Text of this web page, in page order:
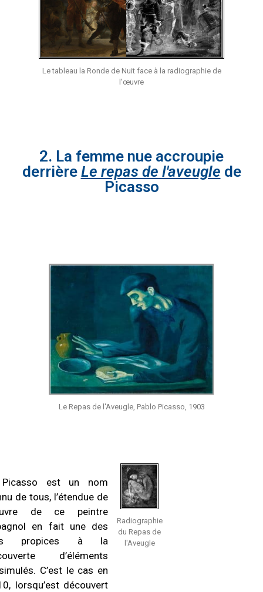
Le tableau la Ronde de Nuit face à la radiographie de
l'œuvre
2. La femme nue accroupie
derrière Le repas de l'aveugle de
Picasso
Le Repas de l'Aveugle, Pablo Picasso, 1903
est un nom
de tous, l’étendue de
de ce peintre
en fait une des
propices à la
d’éléments
C’est le cas en
lorsqu’est découvert
Radiographie
du Repas de
l'Aveugle